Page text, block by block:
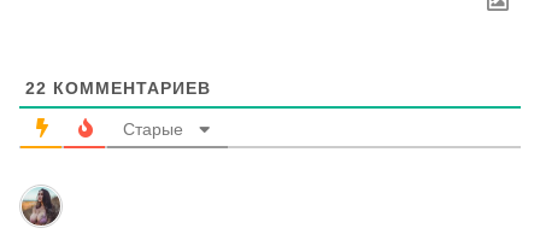
22 КОММЕНТАРИЕВ
Старые